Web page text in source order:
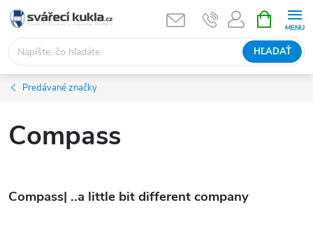
Prejsť na obsah
HĽADAŤ
Predávané značky
Compass
Compass| ..a little bit different company